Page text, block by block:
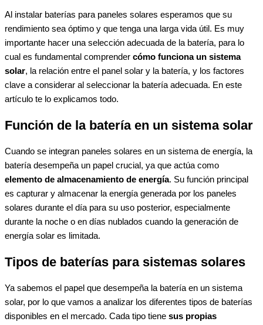
Al instalar baterías para paneles solares esperamos que su
rendimiento sea óptimo y que tenga una larga vida útil. Es muy
importante hacer una selección adecuada de la batería, para lo
cual es fundamental comprender cómo funciona un sistema
solar, la relación entre el panel solar y la batería, y los factores
clave a considerar al seleccionar la batería adecuada. En este
artículo te lo explicamos todo.
Función de la batería en un sistema solar
Cuando se integran paneles solares en un sistema de energía, la
batería desempeña un papel crucial, ya que actúa como
elemento de almacenamiento de energía. Su función principal
es capturar y almacenar la energía generada por los paneles
solares durante el día para su uso posterior, especialmente
durante la noche o en días nublados cuando la generación de
energía solar es limitada.
Tipos de baterías para sistemas solares
Ya sabemos el papel que desempeña la batería en un sistema
solar, por lo que vamos a analizar los diferentes tipos de baterías
disponibles en el mercado. Cada tipo tiene sus propias